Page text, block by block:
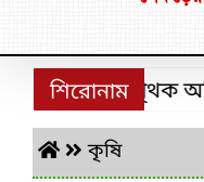
শিরোনাম
ডিবির পৃথক
কৃষি